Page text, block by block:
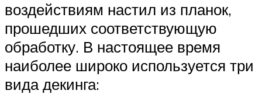
воздействиям настил из планок,
прошедших соответствующую
обработку. В настоящее время
наиболее широко используется три
вида декинга: